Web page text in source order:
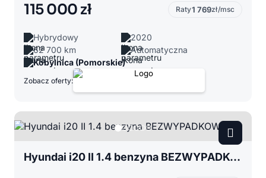
115 000 zł Raty1 769zł/msc
Hybrydowy
2020
62 700 km
Automatyczna
Kobylnica (Pomorskie)
Zobacz oferty:
Hyundai i20 II 1.4 benzyna BEZWYPADKOWY